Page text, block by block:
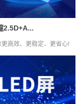
2.5D+A...
高效、更稳定、更省心!